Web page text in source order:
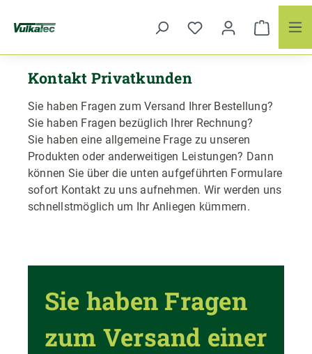
Kontakt Privatkunden
Sie haben Fragen zum Versand Ihrer Bestellung?
Sie haben Fragen bezüglich Ihrer Rechnung?
Sie haben eine allgemeine Frage zu unseren
Produkten oder anderweitigen Leistungen? Dann
können Sie über die unten aufgeführten Formulare
sofort Kontakt zu uns aufnehmen. Wir werden uns
schnellstmöglich um Ihr Anliegen kümmern.
Sie haben Fragen
zum Versand einer